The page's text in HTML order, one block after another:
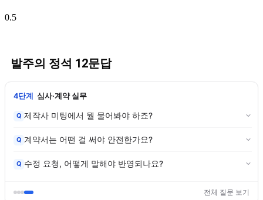
발주의 정석 12문답
4단계 심사·계약 실무
Q 제작사 미팅에서 뭘 물어봐야 하죠?
Q 계약서는 어떤 걸 써야 안전한가요?
Q 수정 요청, 어떻게 말해야 반영되나요?
전체 질문 보기